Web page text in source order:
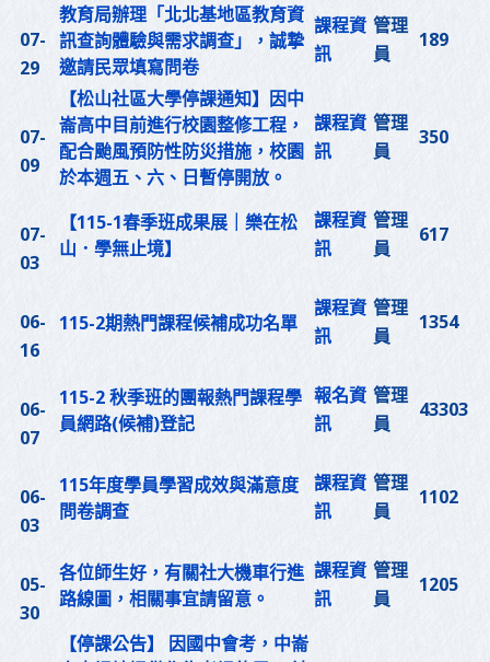
07-
29
教育局辦理「北北基地區教育資
訊查詢體驗與需求調查」，誠摯
邀請民眾填寫問卷
課程資
訊
管理
員
189
07-
09
【松山社區大學停課通知】因中
崙高中目前進行校園整修工程，
配合颱風預防性防災措施，校園
於本週五、六、日暫停開放。
課程資
訊
管理
員
350
07-
03
【115-1春季班成果展｜樂在松
山．學無止境】
課程資
訊
管理
員
617
06-
16
115-2期熱門課程候補成功名單
課程資
訊
管理
員
1354
06-
07
115-2 秋季班的團報熱門課程學
員網路(候補)登記
報名資
訊
管理
員
43303
06-
03
115年度學員學習成效與滿意度
問卷調查
課程資
訊
管理
員
1102
05-
30
各位師生好，有關社大機車行進
路線圖，相關事宜請留意。
課程資
訊
管理
員
1205
【停課公告】 因國中會考，中崙